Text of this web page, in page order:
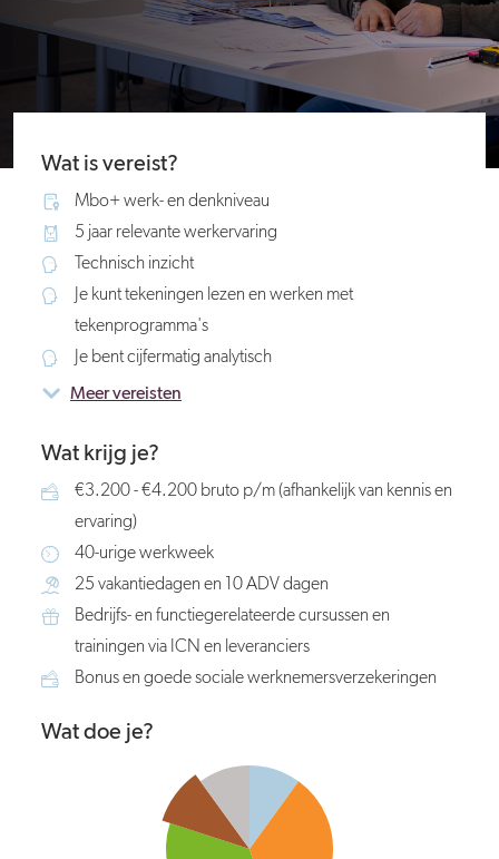
Wat is vereist?
Mbo+ werk- en denkniveau
5 jaar relevante werkervaring
Technisch inzicht
Je kunt tekeningen lezen en werken met
tekenprogramma's
Je bent cijfermatig analytisch
Meer vereisten
Wat krijg je?
€3.200 - €4.200 bruto p/m (afhankelijk van kennis en
ervaring)
40-urige werkweek
25 vakantiedagen en 10 ADV dagen
Bedrijfs- en functiegerelateerde cursussen en
trainingen via ICN en leveranciers
Bonus en goede sociale werknemersverzekeringen
Wat doe je?